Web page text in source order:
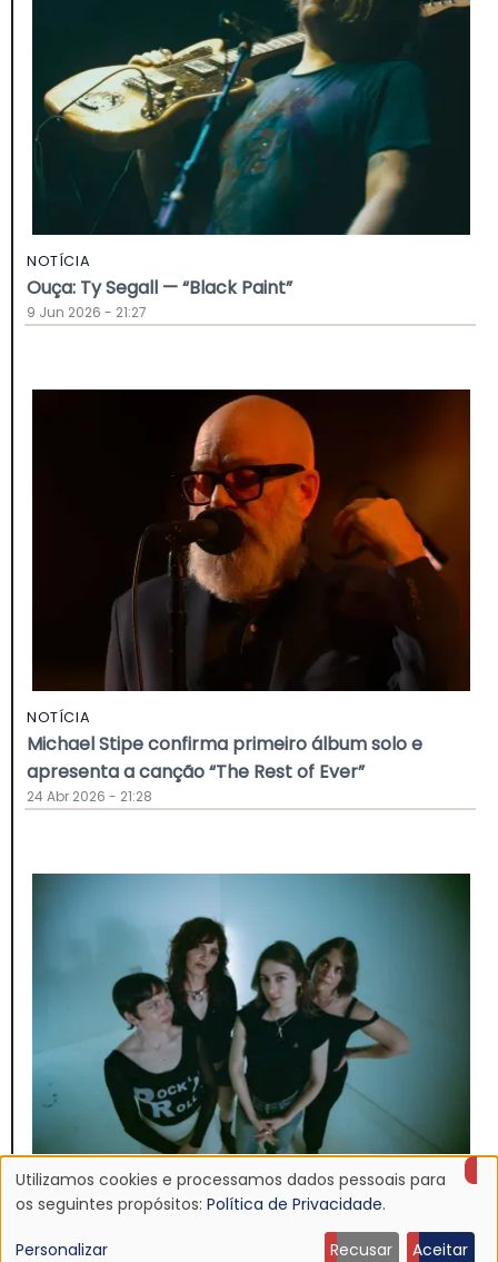
NOTÍCIA
Ouça: Ty Segall — “Black Paint”
9 Jun 2026 - 21:27
NOTÍCIA
Michael Stipe confirma primeiro álbum solo e
apresenta a canção “The Rest of Ever”
24 Abr 2026 - 21:28
NOTÍCIA
Nova música: Body Type — "And What Else?"
8 Abr 2026 - 23:04
Uso
Utilizamos cookies e processamos dados pessoais para
os seguintes propósitos: Política de Privacidade.
Personalizar Recusar Aceitar